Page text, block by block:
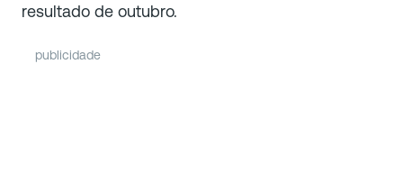
resultado de outubro.
publicidade